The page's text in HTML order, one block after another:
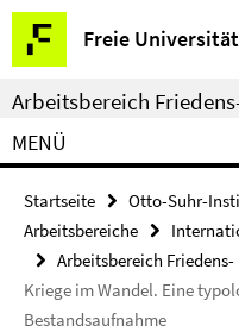
Springe
direkt
zu
Inhalt
Freie
Service-
Navigation
Arbeitsbereich
MENÜ
Startseite
Otto-Suhr-
Arbeitsbereiche
Arbeitsbereich
Kriege im Wandel. Eine
Bestandsaufnahme